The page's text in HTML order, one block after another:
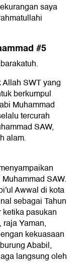
saya
#5
SWT yang
berkumpul
Muhammad
tercurah
SAW,
alam.
SAW.
Awwal di kota
sebagai Tahun
pasukan
Yaman,
kekuasaan
Ababil,
langsung oleh